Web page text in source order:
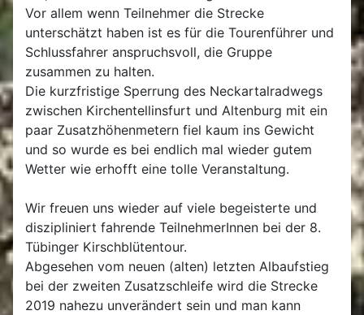
Vor allem wenn Teilnehmer die Strecke
unterschätzt haben ist es für die Tourenführer und
Schlussfahrer anspruchsvoll, die Gruppe
zusammen zu halten.
Die kurzfristige Sperrung des Neckartalradwegs
zwischen Kirchentellinsfurt und Altenburg mit ein
paar Zusatzhöhenmetern fiel kaum ins Gewicht
und so wurde es bei endlich mal wieder gutem
Wetter wie erhofft eine tolle Veranstaltung.
Wir freuen uns wieder auf viele begeisterte und
diszipliniert fahrende TeilnehmerInnen bei der 8.
Tübinger Kirschblütentour.
Abgesehen vom neuen (alten) letzten Albaufstieg
bei der zweiten Zusatzschleife wird die Strecke
2019 nahezu unverändert sein und man kann